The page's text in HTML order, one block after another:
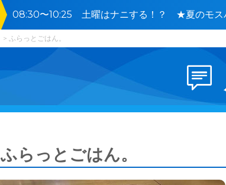
08:30〜10:25 土曜はナニする！？ ★夏のモス
ルメ＆㊙土産🈑
ふらっとごはん。
ふらっとごはん。